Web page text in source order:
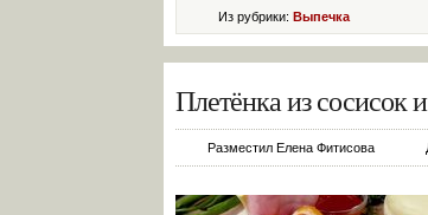
Из рубрики: Выпечка
Плетёнка из сосисок
Разместил Елена Фитисова